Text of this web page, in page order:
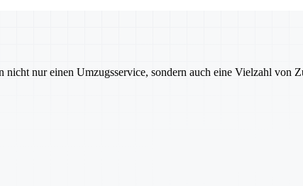
nur einen Umzugsservice, sondern auch eine Vielzahl von